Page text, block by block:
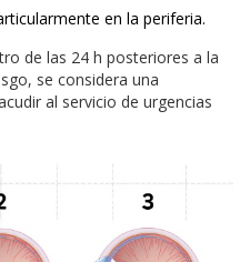
en la periferia.
de las 24 h posteriores a la
se considera una
al servicio de urgencias